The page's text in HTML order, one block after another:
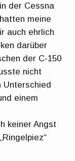
der Cessna
meine
auch ehrlich
darüber
der C-150
nicht
Unterschied
einem
keiner Angst